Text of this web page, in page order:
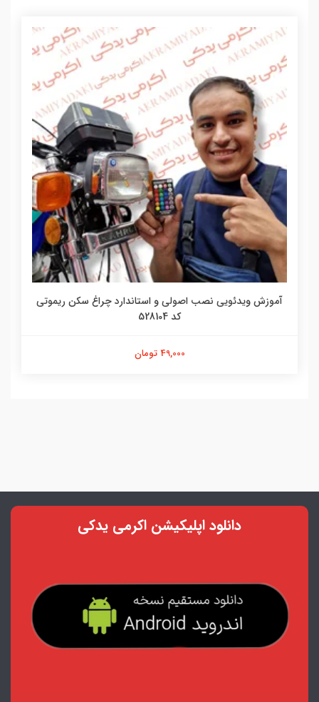
آموزش ویدئویی نصب اصولی و استاندارد چراغ سکن ریموتی
کد 528104
49,000 تومان
دانلود اپلیکیشن اکرمی یدکی